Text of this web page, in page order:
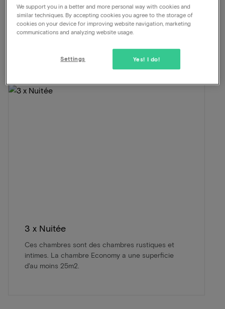
Cette formule pour 2 personnes comprend:
une belle formule.
3 x Nuitée
Ces chambres sont des chambres rustiques et
intimes. La chambre Economy a une superficie
d'au moins 25m2.
We support you in a better and more personal way with cookies and
similar techniques. By accepting cookies you agree to the storage of
cookies on your device for improving website navigation, marketing
communications and analyzing website usage.
Yes! I do!
Settings